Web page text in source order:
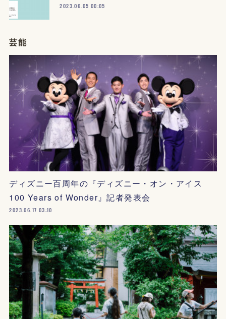
2023.06.05 00:05
芸能
ディズニー百周年の『ディズニー・オン・アイス
100 Years of Wonder』記者発表会
2023.06.17 03:10